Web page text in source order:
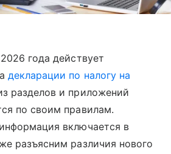
года действует
декларации по налогу на
разделов и приложений
по своим правилам.
включается в
разъясним различия нового